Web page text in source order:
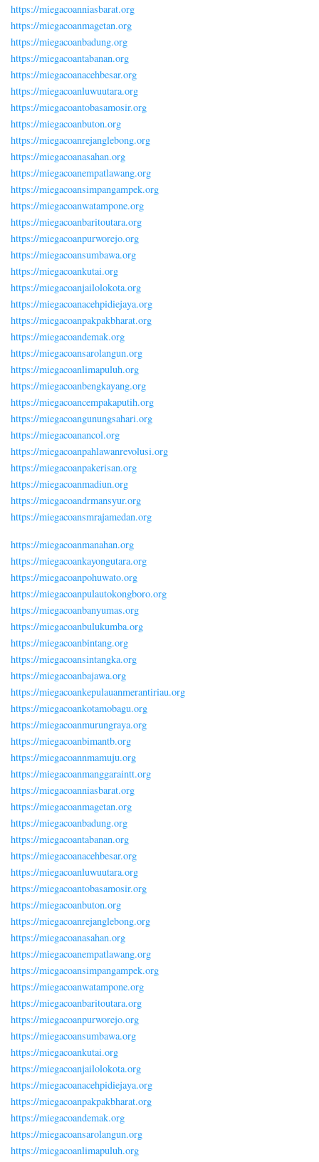
https://miegacoanniasbarat.org
https://miegacoanmagetan.org
https://miegacoanbadung.org
https://miegacoantabanan.org
https://miegacoanacehbesar.org
https://miegacoanluwuutara.org
https://miegacoantobasamosir.org
https://miegacoanbuton.org
https://miegacoanrejanglebong.org
https://miegacoanasahan.org
https://miegacoanempatlawang.org
https://miegacoansimpangampek.org
https://miegacoanwatampone.org
https://miegacoanbaritoutara.org
https://miegacoanpurworejo.org
https://miegacoansumbawa.org
https://miegacoankutai.org
https://miegacoanjailolokota.org
https://miegacoanacehpidiejaya.org
https://miegacoanpakpakbharat.org
https://miegacoandemak.org
https://miegacoansarolangun.org
https://miegacoanlimapuluh.org
https://miegacoanbengkayang.org
https://miegacoancempakaputih.org
https://miegacoangunungsahari.org
https://miegacoanancol.org
https://miegacoanpahlawanrevolusi.org
https://miegacoanpakerisan.org
https://miegacoanmadiun.org
https://miegacoandrmansyur.org
https://miegacoansmrajamedan.org
https://miegacoanmanahan.org
https://miegacoankayongutara.org
https://miegacoanpohuwato.org
https://miegacoanpulautokongboro.org
https://miegacoanbanyumas.org
https://miegacoanbulukumba.org
https://miegacoanbintang.org
https://miegacoansintangka.org
https://miegacoanbajawa.org
https://miegacoankepulauanmerantiriau.org
https://miegacoankotamobagu.org
https://miegacoanmurungraya.org
https://miegacoanbimantb.org
https://miegacoannmamuju.org
https://miegacoanmanggaraintt.org
https://miegacoanniasbarat.org
https://miegacoanmagetan.org
https://miegacoanbadung.org
https://miegacoantabanan.org
https://miegacoanacehbesar.org
https://miegacoanluwuutara.org
https://miegacoantobasamosir.org
https://miegacoanbuton.org
https://miegacoanrejanglebong.org
https://miegacoanasahan.org
https://miegacoanempatlawang.org
https://miegacoansimpangampek.org
https://miegacoanwatampone.org
https://miegacoanbaritoutara.org
https://miegacoanpurworejo.org
https://miegacoansumbawa.org
https://miegacoankutai.org
https://miegacoanjailolokota.org
https://miegacoanacehpidiejaya.org
https://miegacoanpakpakbharat.org
https://miegacoandemak.org
https://miegacoansarolangun.org
https://miegacoanlimapuluh.org